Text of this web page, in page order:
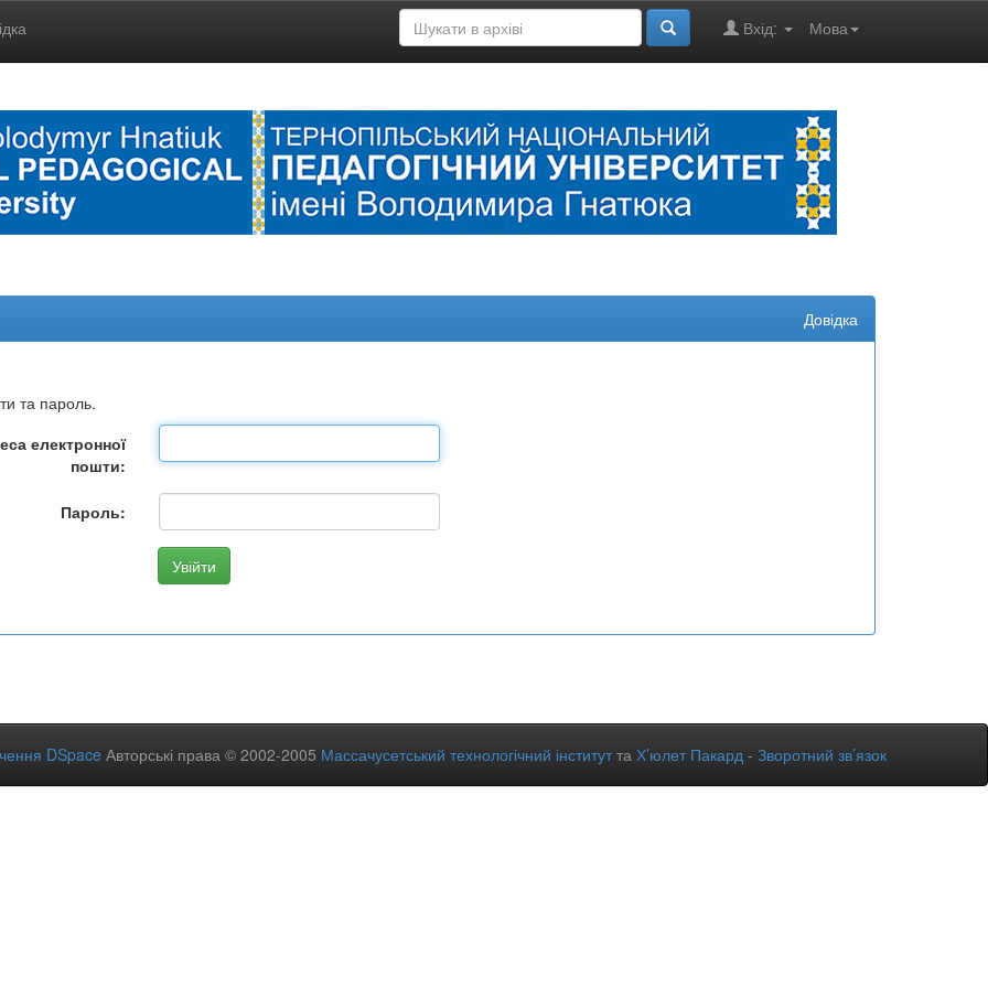
Мова
Вхід:
Довідка
та пароль.
електронної
пошти:
Пароль:
DSpace Авторські права © 2002-2005 Массачусетський технологічний інститутта Х’юлет Пакард - Зворотний зв’язок